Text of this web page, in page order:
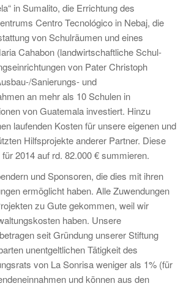
in Sumalito, die Errichtung des
Centro Tecnológico in Nebaj, die
von Schulräumen und eines
Cahabon (landwirtschaftliche Schul-
von Pater Christoph
Sanierungs- und
an mehr als 10 Schulen in
von Guatemala investiert. Hinzu
laufenden Kosten für unsere eigenen und
Hilfsprojekte anderer Partner. Diese
2014 auf rd. 82.000 € summieren.
und Sponsoren, die dies mit ihren
ermöglicht haben. Alle Zuwendungen
zu Gute gekommen, weil wir
haben. Unsere
seit Gründung unserer Stiftung
unentgeltlichen Tätigkeit des
von La Sonrisa weniger als 1% (für
und können aus den